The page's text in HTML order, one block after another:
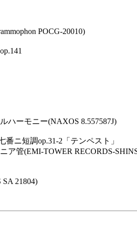
POCG-20010)
ーモニー(NAXOS 8.557587J)
ニ短調op.31-2「テンペスト」
管(EMI-TOWER RECORDS-
21804)